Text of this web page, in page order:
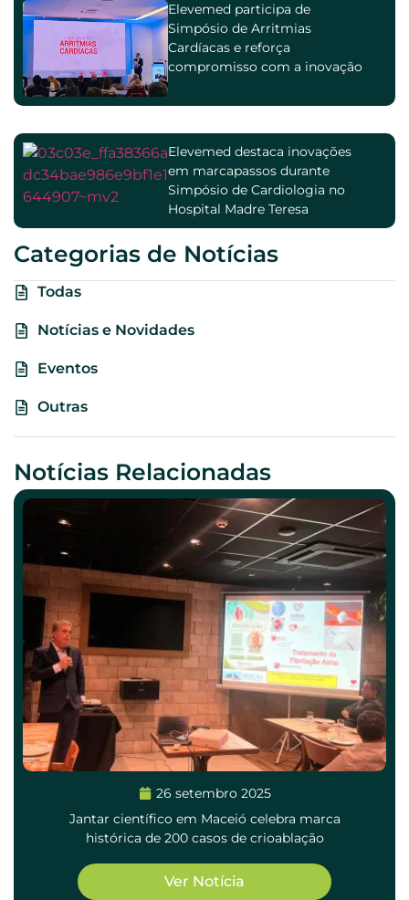
Elevemed participa de
Simpósio de Arritmias
Cardíacas e reforça
compromisso com a inovação
Elevemed destaca inovações
em marcapassos durante
Simpósio de Cardiologia no
Hospital Madre Teresa
Categorias de Notícias
Todas
Notícias e Novidades
Eventos
Outras
Notícias Relacionadas
26 setembro 2025
Jantar científico em Maceió celebra marca
histórica de 200 casos de crioablação
Ver Notícia